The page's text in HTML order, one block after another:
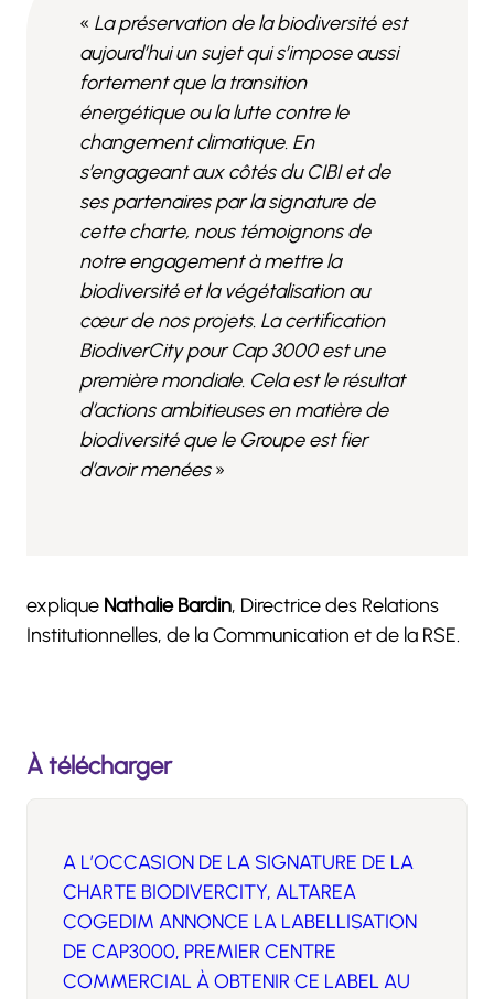
« La préservation de la biodiversité est
aujourd’hui un sujet qui s’impose aussi
fortement que la transition
énergétique ou la lutte contre le
changement climatique. En
s’engageant aux côtés du CIBI et de
ses partenaires par la signature de
cette charte, nous témoignons de
notre engagement à mettre la
biodiversité et la végétalisation au
cœur de nos projets. La certification
BiodiverCity pour Cap 3000 est une
première mondiale. Cela est le résultat
d’actions ambitieuses en matière de
biodiversité que le Groupe est fier
d’avoir menées»
explique Nathalie Bardin, Directrice des Relations
Institutionnelles, de la Communication et de la RSE.
À télécharger
A L’OCCASION DE LA SIGNATURE DE LA
CHARTE BIODIVERCITY, ALTAREA
COGEDIM ANNONCE LA LABELLISATION
DE CAP3000, PREMIER CENTRE
COMMERCIAL À OBTENIR CE LABEL AU